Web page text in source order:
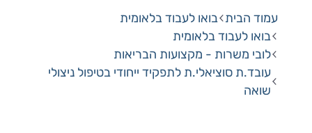
עמוד הבית בואו לעבוד בלאומית
בואו לעבוד בלאומית
לובי משרות - מקצועות הבריאות
עובד.ת סוציאלי.ת לתפקיד ייחודי בטיפול ניצולי
שואה